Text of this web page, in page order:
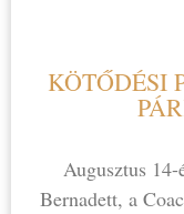
KÖTŐDÉSI
Augusztus
Bernadett, a